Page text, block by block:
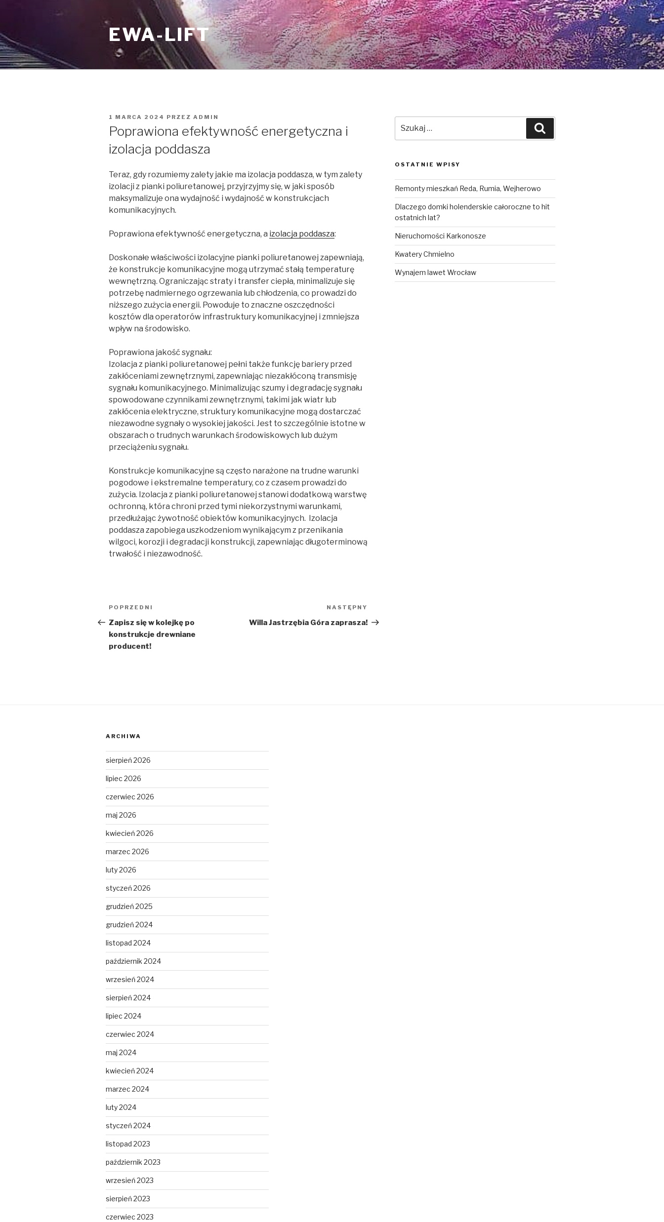
EWA-LIFT
OPUBLIKOWANE
1 MARCA 2024 PRZEZ ADMIN
Poprawiona efektywność energetyczna i
izolacja poddasza
Teraz, gdy rozumiemy zalety jakie ma izolacja poddasza, w tym zalety
izolacji z pianki poliuretanowej, przyjrzyjmy się, w jaki sposób
maksymalizuje ona wydajność i wydajność w konstrukcjach
komunikacyjnych.
Poprawiona efektywność energetyczna, a izolacja poddasza:
Doskonałe właściwości izolacyjne pianki poliuretanowej zapewniają,
że konstrukcje komunikacyjne mogą utrzymać stałą temperaturę
wewnętrzną. Ograniczając straty i transfer ciepła, minimalizuje się
potrzebę nadmiernego ogrzewania lub chłodzenia, co prowadzi do
niższego zużycia energii. Powoduje to znaczne oszczędności
kosztów dla operatorów infrastruktury komunikacyjnej i zmniejsza
wpływ na środowisko.
Poprawiona jakość sygnału:
Izolacja z pianki poliuretanowej pełni także funkcję bariery przed
zakłóceniami zewnętrznymi, zapewniając niezakłóconą transmisję
sygnału komunikacyjnego. Minimalizując szumy i degradację sygnału
spowodowane czynnikami zewnętrznymi, takimi jak wiatr lub
zakłócenia elektryczne, struktury komunikacyjne mogą dostarczać
niezawodne sygnały o wysokiej jakości. Jest to szczególnie istotne w
obszarach o trudnych warunkach środowiskowych lub dużym
przeciążeniu sygnału.
Konstrukcje komunikacyjne są często narażone na trudne warunki
pogodowe i ekstremalne temperatury, co z czasem prowadzi do
zużycia. Izolacja z pianki poliuretanowej stanowi dodatkową warstwę
ochronną, która chroni przed tymi niekorzystnymi warunkami,
przedłużając żywotność obiektów komunikacyjnych. Izolacja
poddasza zapobiega uszkodzeniom wynikającym z przenikania
wilgoci, korozji i degradacji konstrukcji, zapewniając długoterminową
trwałość i niezawodność.
Nawigacja
wpisu
Poprzedni
wpis
POPRZEDNI
Zapisz się w kolejkę po
konstrukcje drewniane
producent!
wpis
NASTĘPNY
Willa Jastrzębia Góra zaprasza!
OSTATNIE WPISY
Remonty mieszkań Reda, Rumia, Wejherowo
Dlaczego domki holenderskie całoroczne to hit
ostatnich lat?
Nieruchomości Karkonosze
Kwatery Chmielno
Wynajem lawet Wrocław
ARCHIWA
sierpień 2026
lipiec 2026
czerwiec 2026
maj 2026
kwiecień 2026
marzec 2026
luty 2026
styczeń 2026
grudzień 2025
grudzień 2024
listopad 2024
październik 2024
wrzesień 2024
sierpień 2024
lipiec 2024
czerwiec 2024
maj 2024
kwiecień 2024
marzec 2024
luty 2024
styczeń 2024
listopad 2023
październik 2023
wrzesień 2023
sierpień 2023
czerwiec 2023